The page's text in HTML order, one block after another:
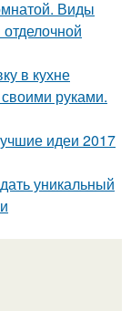
Виды
в кухне
руками.
идеи 2017
уникальный